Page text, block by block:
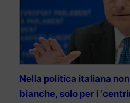
Nella politica italiana
bianche, solo per i